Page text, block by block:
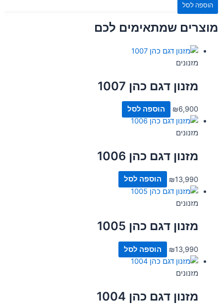
הוספה לסל
מוצרים שמתאימים לכם
מזנונים
מזנון דגם כהן 1007
₪6,900 הוספה לסל
מזנונים
מזנון דגם כהן 1006
₪13,990 הוספה לסל
מזנונים
מזנון דגם כהן 1005
₪13,990 הוספה לסל
מזנונים
מזנון דגם כהן 1004